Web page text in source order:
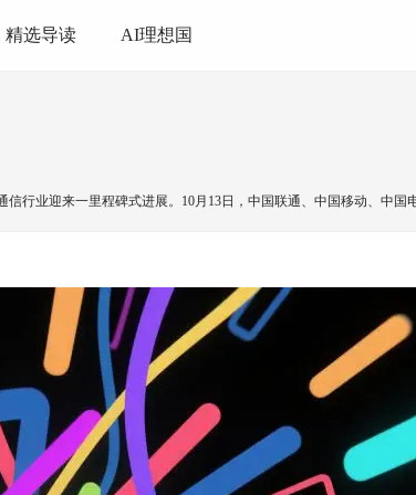
精选导读 AI理想国
行业迎来一里程碑式进展。10月13日，中国联通、中国移动、中